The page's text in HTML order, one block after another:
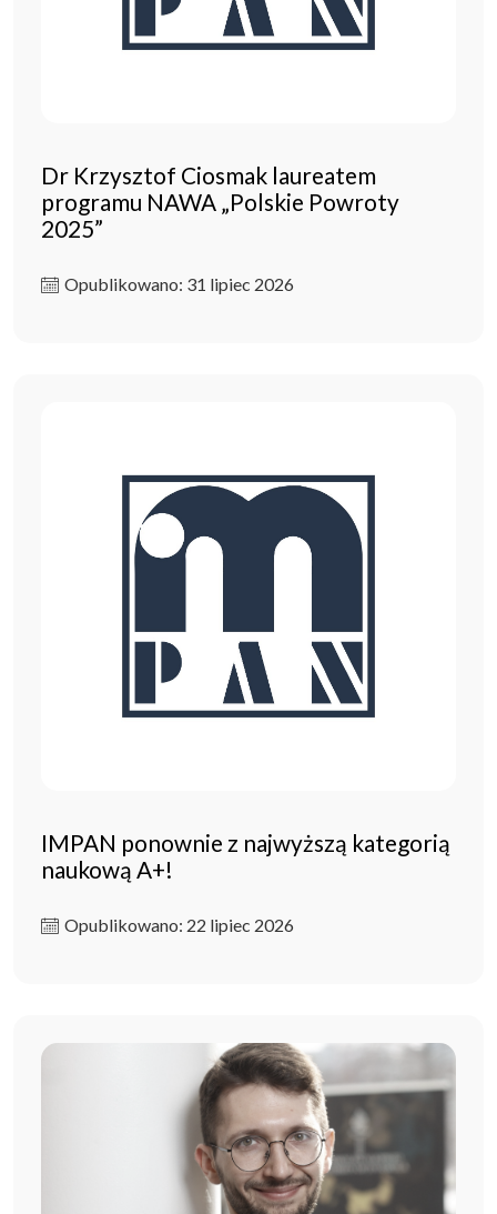
Dr Krzysztof Ciosmak laureatem
programu NAWA „Polskie Powroty
2025”
Opublikowano: 31 lipiec 2026
IMPAN ponownie z najwyższą kategorią
naukową A+!
Opublikowano: 22 lipiec 2026